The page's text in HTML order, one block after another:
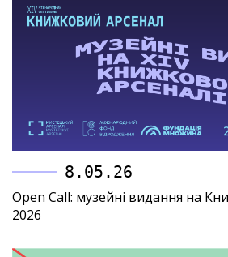
8.05.26
Open Call: музейні видання на
2026